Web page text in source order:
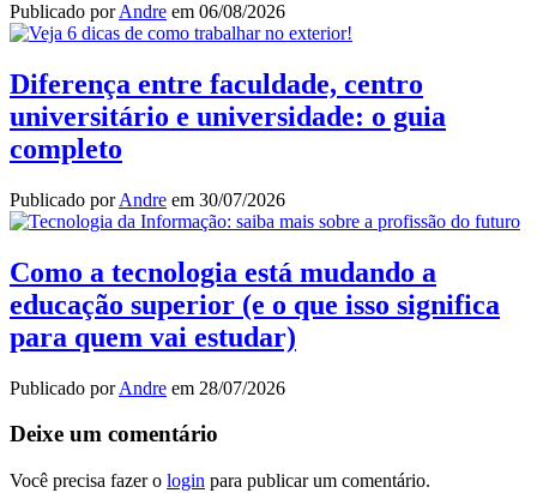
Publicado porAndre em 06/08/2026
Diferença entre faculdade, centro
universitário e universidade: o guia
completo
Publicado porAndre em 30/07/2026
Como a tecnologia está mudando a
educação superior (e o que isso significa
para quem vai estudar)
Publicado porAndre em 28/07/2026
Deixe um comentário
Você precisa fazer o login para publicar um comentário.